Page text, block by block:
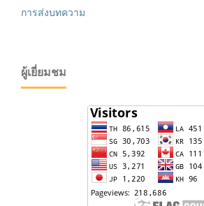
การส่งบทความ
ผู้เยี่ยมชม